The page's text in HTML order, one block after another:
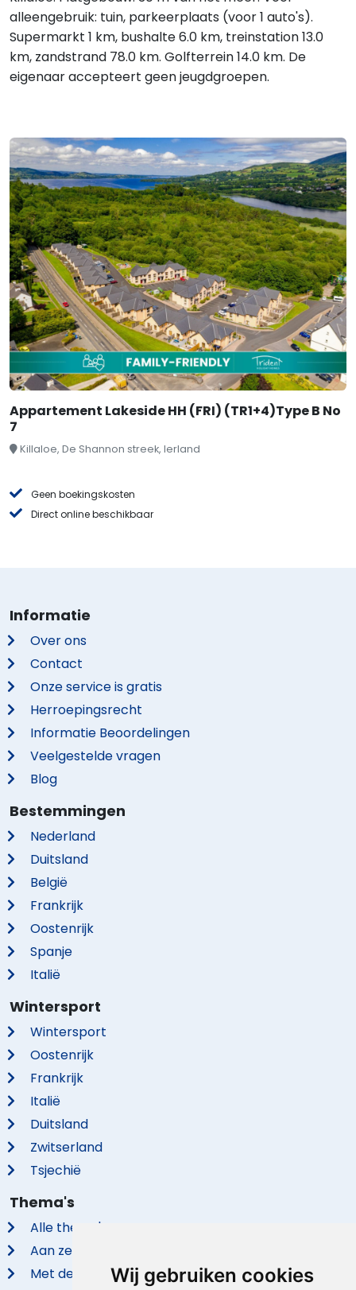
Wij gebruiken cookies
alleengebruik: tuin, parkeerplaats (voor 1 auto's).
Supermarkt 1 km, bushalte 6.0 km, treinstation 13.0
km, zandstrand 78.0 km. Golfterrein 14.0 km. De
eigenaar accepteert geen jeugdgroepen.
Appartement Lakeside HH (FRI) (TR1+4)Type B No
7
Killaloe, De Shannon streek, Ierland
Geen boekingskosten
Direct online beschikbaar
Informatie
Over ons
Contact
Onze service is gratis
Herroepingsrecht
Informatie Beoordelingen
Veelgestelde vragen
Blog
Bestemmingen
Nederland
Duitsland
België
Frankrijk
Oostenrijk
Spanje
Italië
Wintersport
Wintersport
Oostenrijk
Frankrijk
Italië
Duitsland
Zwitserland
Tsjechië
Thema's
Alle thema's
Aan zee
Met de hond